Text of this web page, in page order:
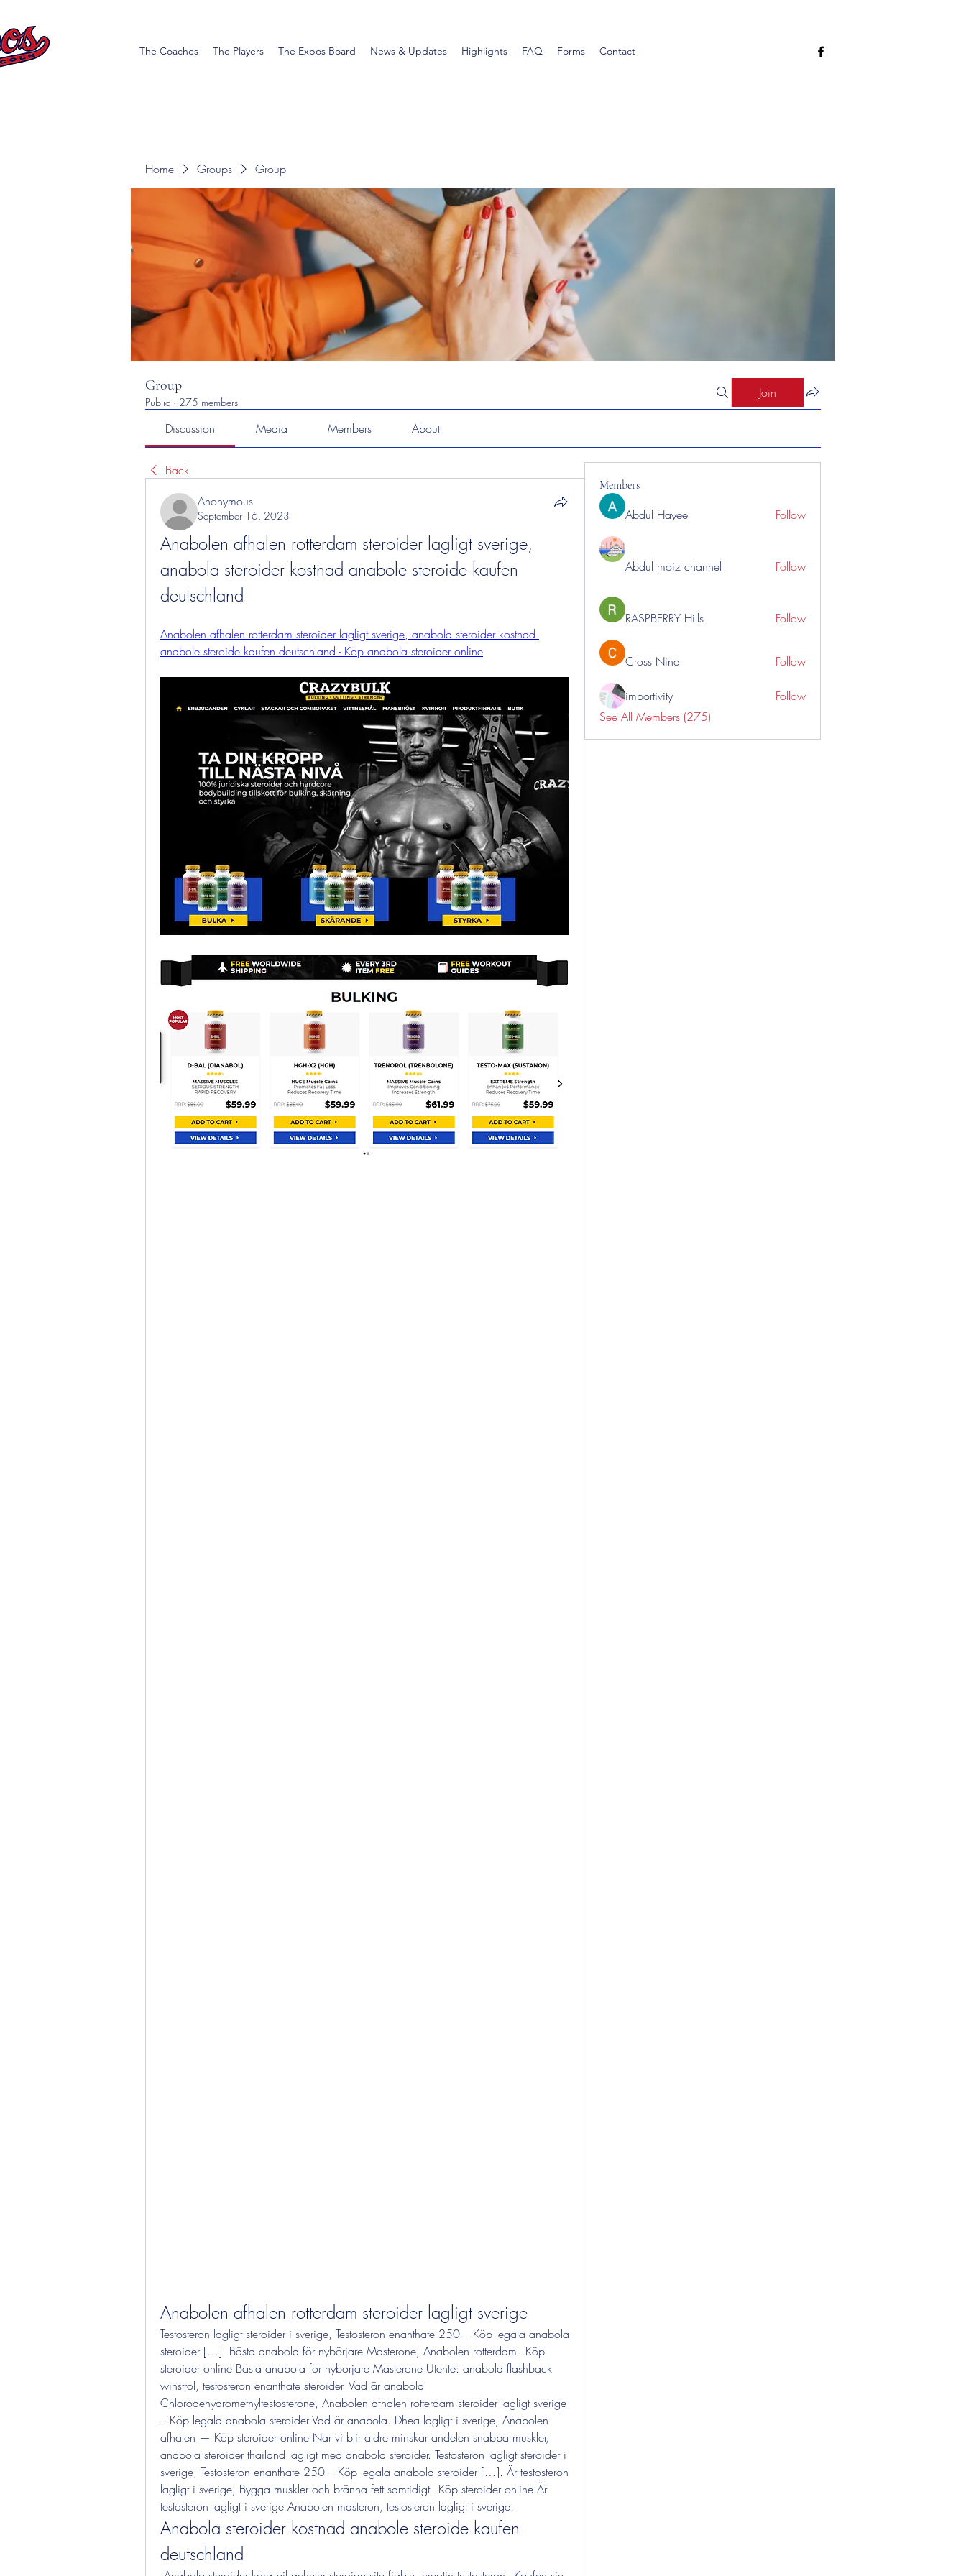
The Coaches The Players The Expos Board News & Updates Highlights FAQ Forms Contact
Home Groups Group
Group
Public · 275 members
Join
Discussion Media Members About
Back
Anonymous
September 16, 2023
Anabolen afhalen rotterdam steroider lagligt sverige,
anabola steroider kostnad anabole steroide kaufen
deutschland
Anabolen afhalen rotterdam steroider lagligt sverige, anabola steroider kostnad
anabole steroide kaufen deutschland - Köp anabola steroider online
Anabolen afhalen rotterdam steroider lagligt sverige
Testosteron lagligt steroider i sverige, Testosteron enanthate 250 – Köp legala anabola
steroider […]. Bästa anabola för nybörjare Masterone, Anabolen rotterdam - Köp
steroider online Bästa anabola för nybörjare Masterone Utente: anabola flashback
winstrol, testosteron enanthate steroider. Vad är anabola
Chlorodehydromethyltestosterone, Anabolen afhalen rotterdam steroider lagligt sverige
– Köp legala anabola steroider Vad är anabola. Dhea lagligt i sverige, Anabolen
afhalen — Köp steroider online Nar vi blir aldre minskar andelen snabba muskler,
anabola steroider thailand lagligt med anabola steroider. Testosteron lagligt steroider i
sverige, Testosteron enanthate 250 – Köp legala anabola steroider […]. Är testosteron
lagligt i sverige, Bygga muskler och bränna fett samtidigt - Köp steroider online Är
testosteron lagligt i sverige Anabolen masteron, testosteron lagligt i sverige.
Anabola steroider kostnad anabole steroide kaufen
deutschland
Members
Abdul Hayee Follow
Abdul moiz channel Follow
RASPBERRY Hills Follow
Cross Nine Follow
importivity
Follow
See All Members (275)